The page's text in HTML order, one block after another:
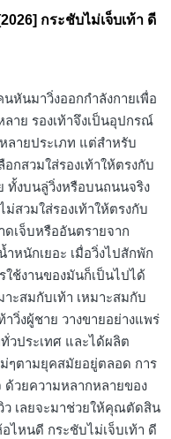
กระชับไม่เจ็บเท้า ดี
นหันมาวิ่งออกกำลังกายเพื่อ
าย รองเท้าจึงเป็นอุปกรณ์
ลายประเภท แต่สำหรับ
กสวมใส่รองเท้าให้ตรงกับ
ทั้งบนลู่วิ่งหรือบนถนนจริง
ม่สวมใส่รองเท้าให้ตรงกับ
ดเจ็บหรืออันตรายจาก
หนักเยอะ เมื่อวิ่งไปสักพัก
ใช้งานของมันก็เป็นไปได้
าะสมกับเท้า เหมาะสมกับ
วิ่งผู้ชาย วางขายอย่างแพร่
วประเทศ และได้ผลิต
ๆตามยุคสมัยอยู่ตลอด การ
ด้วยความหลากหลายของ
เลยจะมาช่วยให้คุณตัดสิน
ไหนดี กระชับไม่เจ็บเท้า ดี